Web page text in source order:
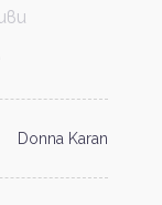
Donna Karan